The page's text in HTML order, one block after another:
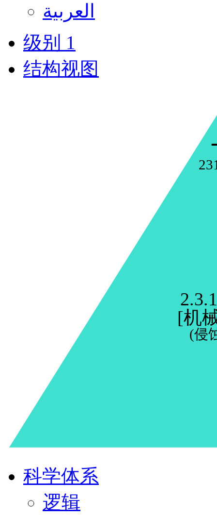
العربية
级别 1
结构视图
[机
(侵
科学体系
逻辑